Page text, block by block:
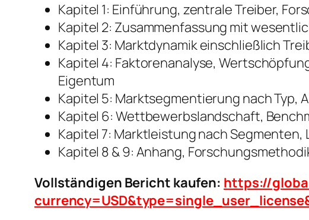
Kapitel 1: Einführung, zentrale Treiber,
Kapitel 2: Zusammenfassung mit
Kapitel 3: Marktdynamik einschließlich
Kapitel 4: Faktorenanalyse,
Eigentum
Kapitel 5: Marktsegmentierung nach Typ,
Kapitel 6: Wettbewerbslandschaft,
Kapitel 7: Marktleistung nach
Kapitel 8 & 9: Anhang,
Vollständigen Bericht kaufen: https://